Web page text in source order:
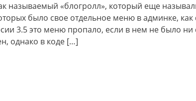
называемый «блогролл», который еще
было свое отдельное меню в админке, как
3.5 это меню пропало, если в нем не было ни
однако в коде […]